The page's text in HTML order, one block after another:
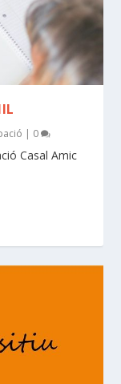
| 0
Casal Amic